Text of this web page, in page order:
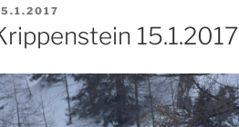
15.1.2017